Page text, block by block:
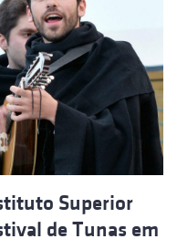
Superior
de Tunas em